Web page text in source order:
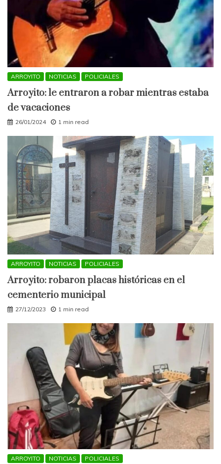
ARROYITO NOTICIAS POLICIALES
Arroyito: le entraron a robar mientras estaba
de vacaciones
26/01/2024 1 min read
ARROYITO NOTICIAS POLICIALES
Arroyito: robaron placas históricas en el
cementerio municipal
27/12/2023 1 min read
ARROYITO NOTICIAS POLICIALES